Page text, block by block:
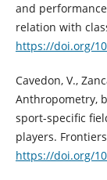
and
relation with
https://doi.org/
Cavedon, V.,
Anthropometry,
sport-specific
players.
https://doi.org/